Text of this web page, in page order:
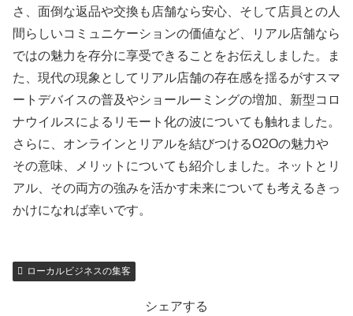
さ、面倒な返品や交換も店舗なら安心、そして店員との人
間らしいコミュニケーションの価値など、リアル店舗なら
ではの魅力を存分に享受できることをお伝えしました。ま
た、現代の現象としてリアル店舗の存在感を揺るがすスマ
ートデバイスの普及やショールーミングの増加、新型コロ
ナウイルスによるリモート化の波についても触れました。
さらに、オンラインとリアルを結びつけるO2Oの魅力や
その意味、メリットについても紹介しました。ネットとリ
アル、その両方の強みを活かす未来についても考えるきっ
かけになれば幸いです。
ローカルビジネスの集客
シェアする